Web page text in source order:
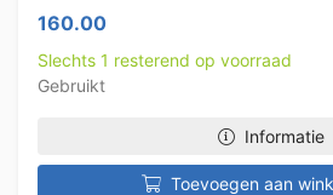
160.00
Slechts 1 resterend op voorraad
Gebruikt
Informatie
Toevoegen aan